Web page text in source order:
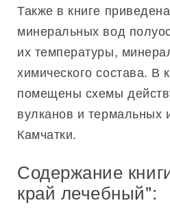
Также в книге
минеральных вод
их температуры,
химического состава. В
помещены схемы
вулканов и термальных
Камчатки.
Содержание
край лечебный":